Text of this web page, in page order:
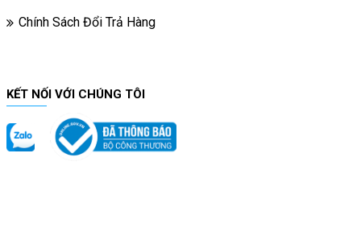
Chính Sách Đổi Trả Hàng
KẾT NỐI VỚI CHÚNG TÔI